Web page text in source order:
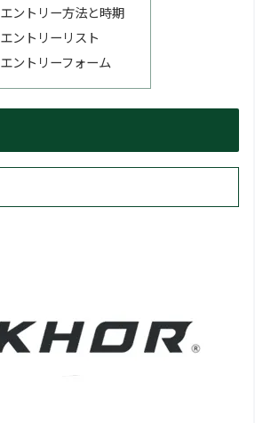
エントリー方法と時期
エントリーリスト
エントリーフォーム